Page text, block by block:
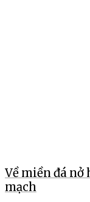
Về miền đá
mạch